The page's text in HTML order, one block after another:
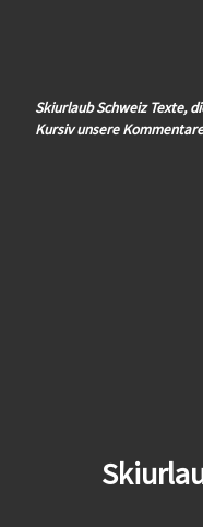
Skiurlaub Schweiz Texte,
Kursiv unsere Kommentare